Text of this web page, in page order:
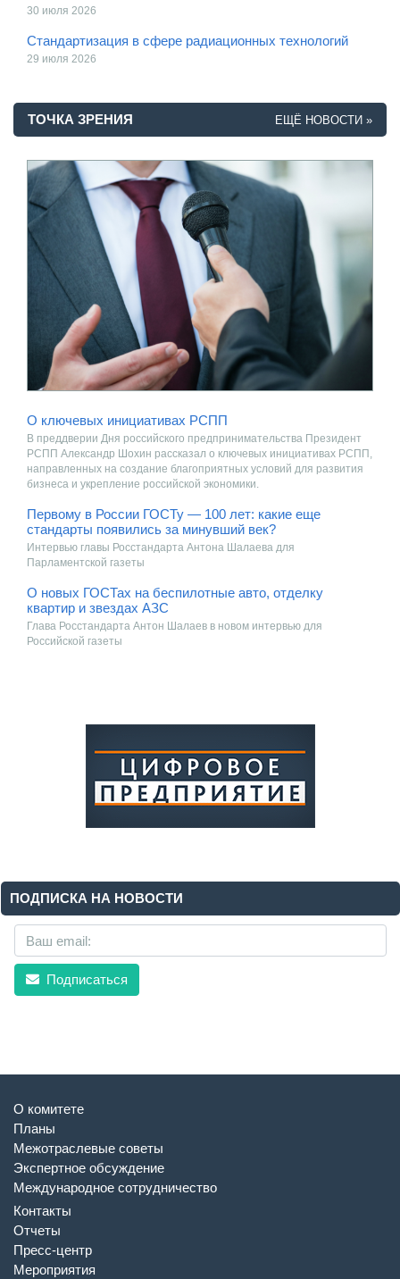
30 июля 2026
Стандартизация в сфере радиационных технологий
29 июля 2026
ЕЩЁ НОВОСТИ »
ТОЧКА ЗРЕНИЯ
О ключевых инициативах РСПП
В преддверии Дня российского предпринимательства Президент
РСПП Александр Шохин рассказал о ключевых инициативах РСПП,
направленных на создание благоприятных условий для развития
бизнеса и укрепление российской экономики.
Первому в России ГОСТу — 100 лет: какие еще
стандарты появились за минувший век?
Интервью главы Росстандарта Антона Шалаева для
Парламентской газеты
О новых ГОСТах на беспилотные авто, отделку
квартир и звездах АЗС
Глава Росстандарта Антон Шалаев в новом интервью для
Российской газеты
ПОДПИСКА НА НОВОСТИ
Подписаться
О комитете
Планы
Межотраслевые советы
Экспертное обсуждение
Международное сотрудничество
Контакты
Отчеты
Пресс-центр
Мероприятия